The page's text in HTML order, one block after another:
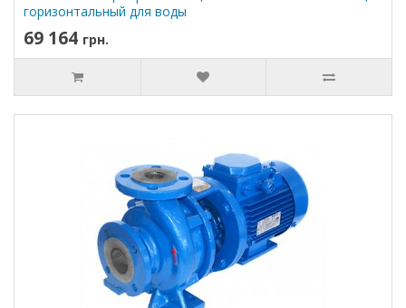
горизонтальный для воды
69 164 грн.